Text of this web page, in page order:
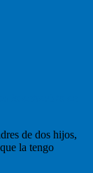
de dos hijos,
la tengo